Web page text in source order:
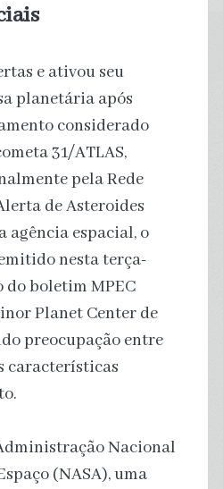
e ativou seu
planetária após
considerado
31/ATLAS,
pela Rede
de Asteroides
agência espacial, o
nesta terça-
do boletim MPEC
Planet Center de
preocupação entre
características
Nacional
(NASA), uma